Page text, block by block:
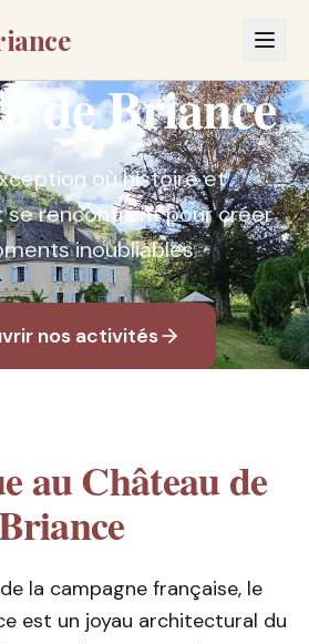
de Briance
où histoire et
rencontrent pour créer
inoubliables
nos activités
au Château de
la campagne française, le
est un joyau architectural du